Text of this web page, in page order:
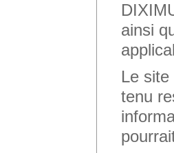
ainsi
Le
tenu